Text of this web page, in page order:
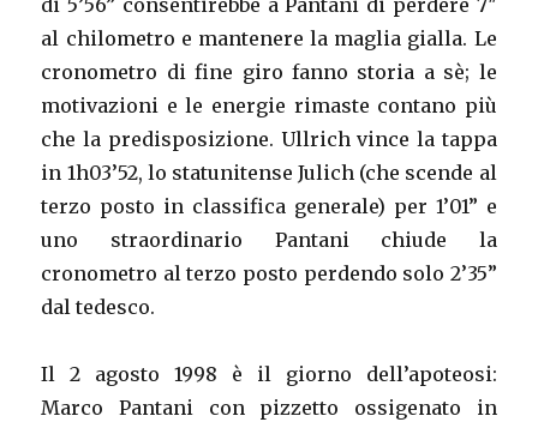
di 5’56” consentirebbe a Pantani di perdere 7″
al chilometro e mantenere la maglia gialla. Le
cronometro di fine giro fanno storia a sè; le
motivazioni e le energie rimaste contano più
che la predisposizione. Ullrich vince la tappa
in 1h03’52, lo statunitense Julich (che scende al
terzo posto in classifica generale) per 1’01” e
uno straordinario Pantani chiude la
cronometro al terzo posto perdendo solo 2’35”
dal tedesco.
Il 2 agosto 1998 è il giorno dell’apoteosi:
Marco Pantani con pizzetto ossigenato in